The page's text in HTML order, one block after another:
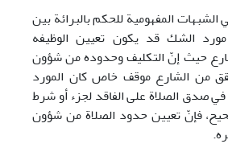
المفهومية للحكم بالبرائة بين
الشك قد يكون تعيين الوظيفه
حيث إنّ التكليف وحدوده من شؤون
من الشارع موقف خاص كان المورد
صدق الصلاة علی الفاقد لجزء أو شرط
فإنّ تعيين حدود الصلاة من شؤون